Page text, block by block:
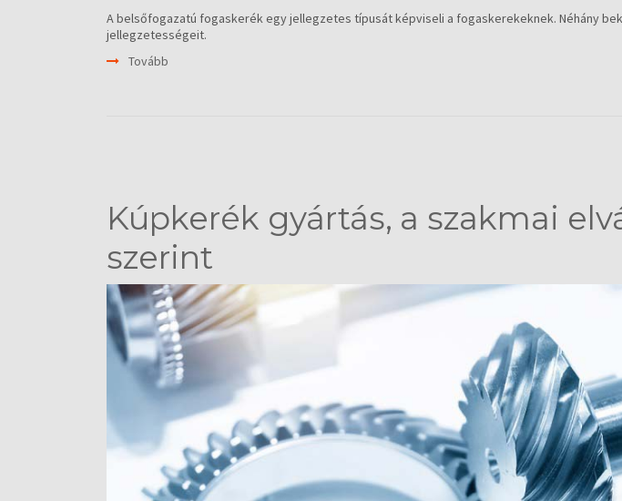
A belsőfogazatú fogaskerék egy jellegzetes típusát képviseli a fogaskerekeknek. Néhány
jellegzetességeit.
Tovább
Kúpkerék gyártás, a szakmai
szerint